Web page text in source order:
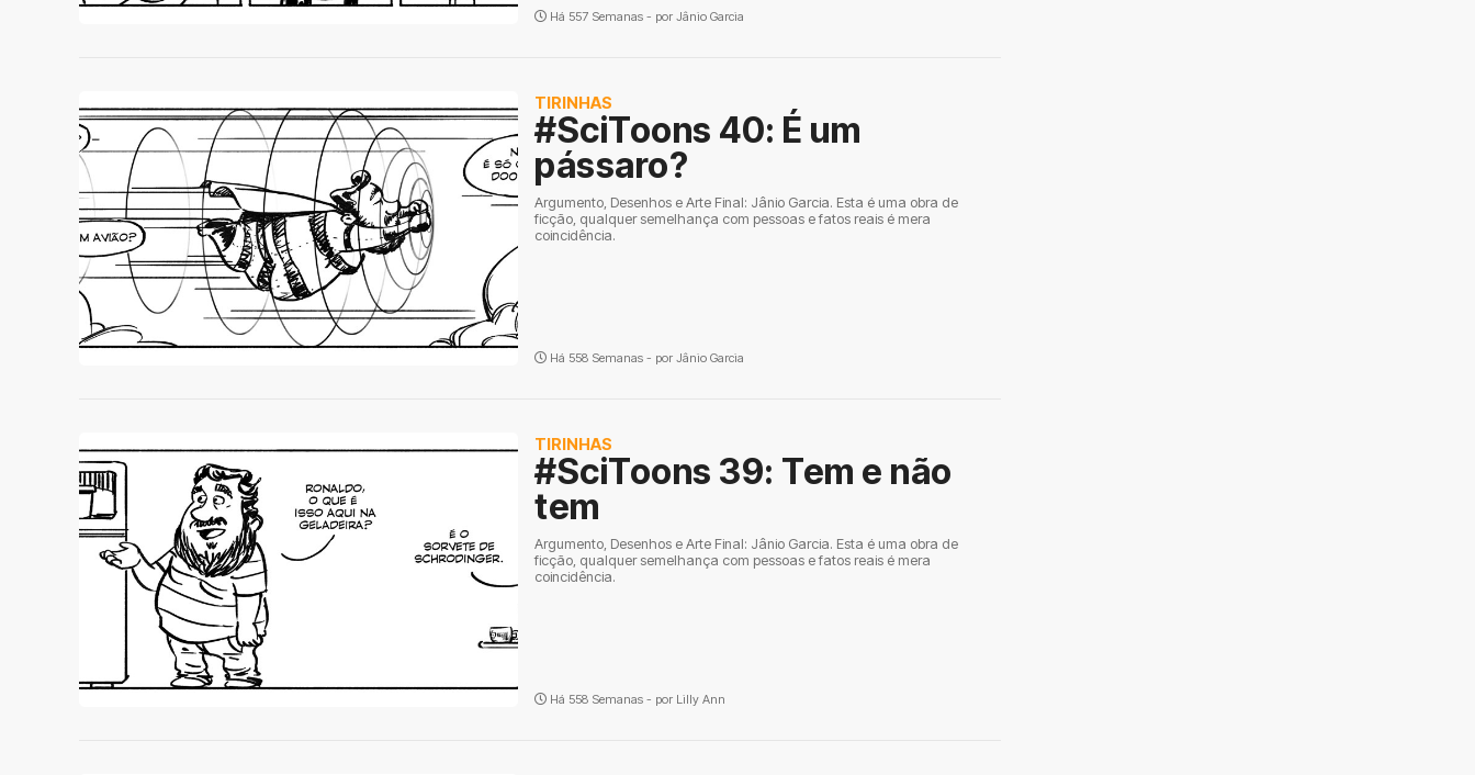
Há 557 Semanas - por Jânio Garcia
TIRINHAS
#SciToons 40: É um
pássaro?
Argumento, Desenhos e Arte Final: Jânio Garcia. Esta é uma obra de
ficção, qualquer semelhança com pessoas e fatos reais é mera
coincidência.
Há 558 Semanas - por Jânio Garcia
TIRINHAS
#SciToons 39: Tem e não
tem
Argumento, Desenhos e Arte Final: Jânio Garcia. Esta é uma obra de
ficção, qualquer semelhança com pessoas e fatos reais é mera
coincidência.
Há 558 Semanas - por Lilly Ann